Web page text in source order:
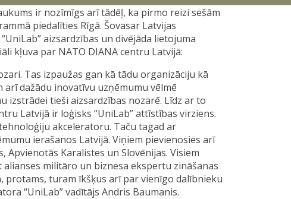
ir nozīmīgs arī tādēļ, ka pirmo reizi sešām
piedalīties Rīgā. Šovasar Latvijas
aizsardzības un divējāda lietojuma
kļuva par NATO DIANA centru Latvijā:
Tas izpaužas gan kā tādu organizāciju kā
dažādu inovatīvu uzņēmumu vēlmē
tieši aizsardzības nozarē. Līdz ar to
Latvijā ir loģisks “UniLab” attīstības virziens.
akceleratoru. Taču tagad ar
ierašanos Latvijā. Viņiem pievienosies arī
Karalistes un Slovēnijas. Visiem
militāro un biznesa ekspertu zināšanas
turam īkšķus arī par vienīgo dalībnieku
“UniLab” vadītājs Andris Baumanis.